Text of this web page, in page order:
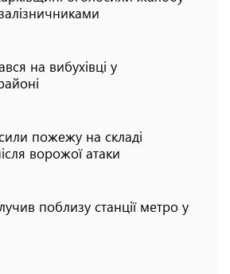
на вибухівці у
пожежу на складі
ворожої атаки
поблизу станції метро у